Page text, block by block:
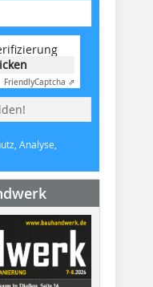
FriendlyCaptcha ⇗
Analyse,